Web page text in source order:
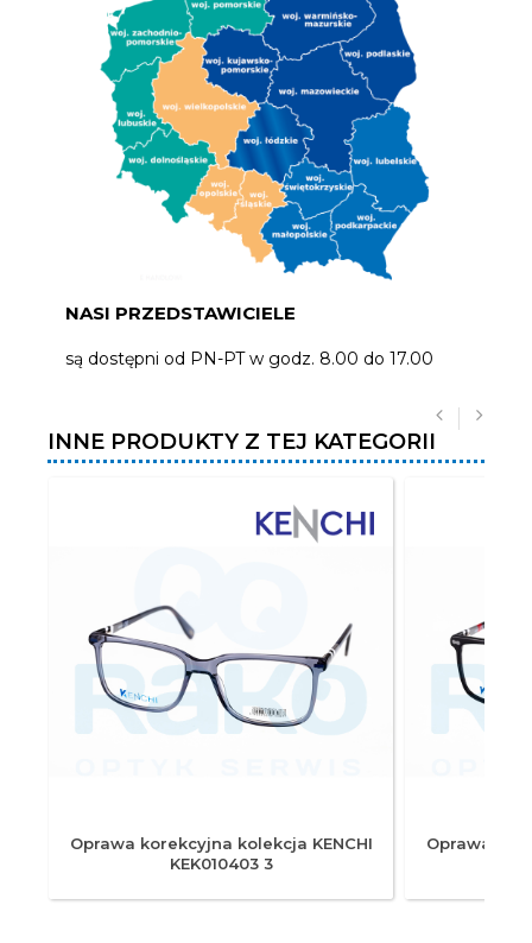
NASI PRZEDSTAWICIELE
są dostępni od PN-PT w godz. 8.00 do 17.00
INNE PRODUKTY Z TEJ KATEGORII
Oprawa korekcyjna kolekcja KENCHI
KEK010403 3
Oprawa